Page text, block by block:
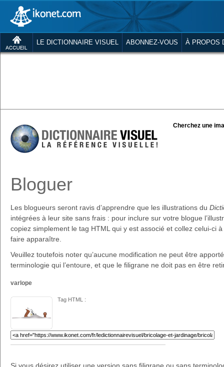
LE DICTIONNAIRE VISUEL ABONNEZ-VOUS À PROPOS
Cherchez une
Bloguer
Les blogueurs seront ravis d’apprendre que les illustrations du
intégrées à leur site sans frais : pour inclure sur votre blogue
copiez simplement le tag HTML qui y est associé et collez celui-ci
faire apparaître.
Veuillez toutefois noter qu’aucune modification ne peut être
terminologie qui l’entoure, et que le filigrane ne doit pas en être
varlope
Tag HTML :